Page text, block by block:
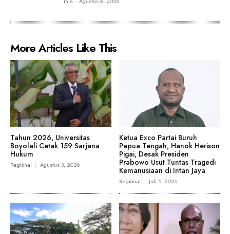
More Articles Like This
Tahun 2026, Universitas
Boyolali Cetak 159 Sarjana
Hukum
Regional Agustus 3, 2026
Ketua Exco Partai Buruh
Papua Tengah, Hanok Herison
Pigai, Desak Presiden
Prabowo Usut Tuntas Tragedi
Kemanusiaan di Intan Jaya
Regional Juli 5, 2026